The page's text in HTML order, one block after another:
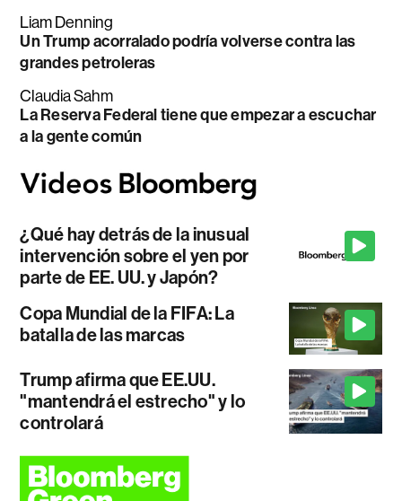
Liam Denning
Un Trump acorralado podría volverse contra las
grandes petroleras
Claudia Sahm
La Reserva Federal tiene que empezar a escuchar
a la gente común
¿Qué hay detrás de la inusual
intervención sobre el yen por
parte de EE. UU. y Japón?
Copa Mundial de la FIFA: La
batalla de las marcas
Trump afirma que EE.UU.
"mantendrá el estrecho" y lo
controlará